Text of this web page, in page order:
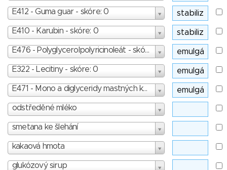
E412 - Guma guar - skóre: 0
E410 - Karubin - skóre: 0
E476 - Polyglycerolpolyricinoleát - skóre: 3
E322 - Lecitiny - skóre: 0
E471 - Mono a diglyceridy mastných kyselin - skóre: 1
odstředěné mléko
smetana ke šlehání
kakaová hmota
glukózový sirup